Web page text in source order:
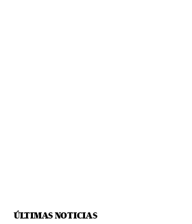
ÚLTIMAS NOTICIAS